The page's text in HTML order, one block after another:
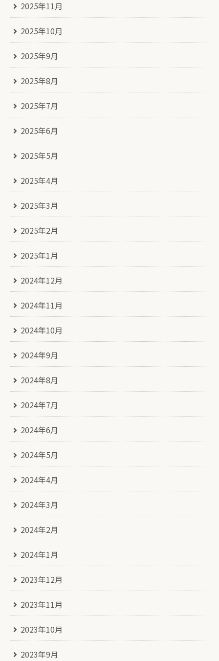
2025年11月
2025年10月
2025年9月
2025年8月
2025年7月
2025年6月
2025年5月
2025年4月
2025年3月
2025年2月
2025年1月
2024年12月
2024年11月
2024年10月
2024年9月
2024年8月
2024年7月
2024年6月
2024年5月
2024年4月
2024年3月
2024年2月
2024年1月
2023年12月
2023年11月
2023年10月
2023年9月